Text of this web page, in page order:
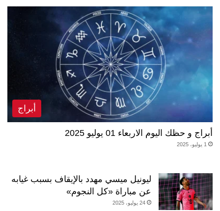
أبراج
أبراج و حظك اليوم الاربعاء 01 يوليو 2025
1 يوليو، 2025
ليونيل ميسي مهدد بالإيقاف بسبب غيابه
عن مباراة «كل النجوم»
24 يوليو، 2025